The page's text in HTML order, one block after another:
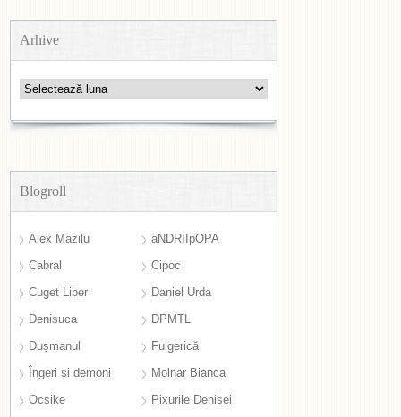
Arhive
Arhive
Blogroll
Alex Mazilu
aNDRIIpOPA
Cabral
Cipoc
Cuget Liber
Daniel Urda
Denisuca
DPMTL
Dușmanul
Fulgerică
Îngeri și demoni
Molnar Bianca
Ocsike
Pixurile Denisei